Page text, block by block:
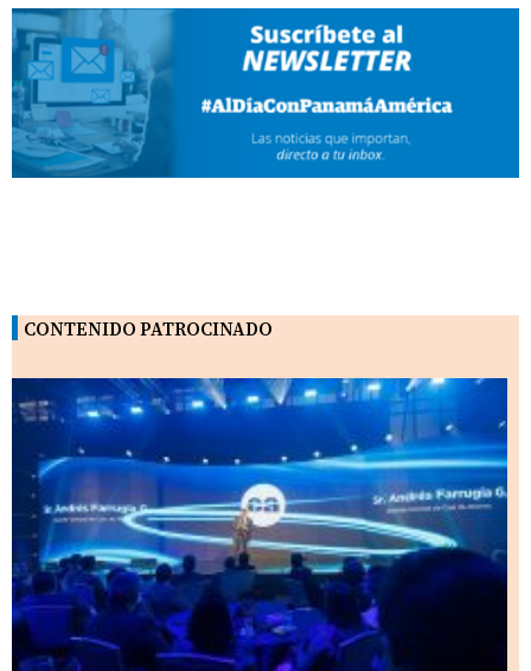
CONTENIDO PATROCINADO